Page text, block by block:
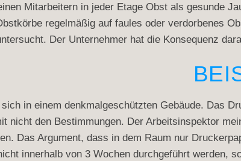
Mitarbeitern in jeder Etage Obst als gesunde
regelmäßig auf faules oder verdorbenes
Der Unternehmer hat die Konsequenz
in einem denkmalgeschützten Gebäude. Das
nicht den Bestimmungen. Der Arbeitsinspektor
Das Argument, dass in dem Raum nur
innerhalb von 3 Wochen durchgeführt werden,